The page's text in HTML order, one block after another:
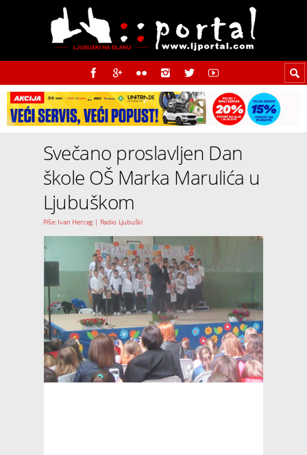
Svečano proslavljen Dan
škole OŠ Marka Marulića u
Ljubuškom
Piše: Ivan Herceg | Radio Ljubuški